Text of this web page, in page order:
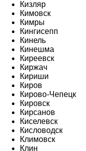
Кизляр
Кимовск
Кимры
Кингисепп
Кинель
Кинешма
Киреевск
Киржач
Кириши
Киров
Кирово-Чепецк
Кировск
Кирсанов
Киселевск
Кисловодск
Климовск
Клин